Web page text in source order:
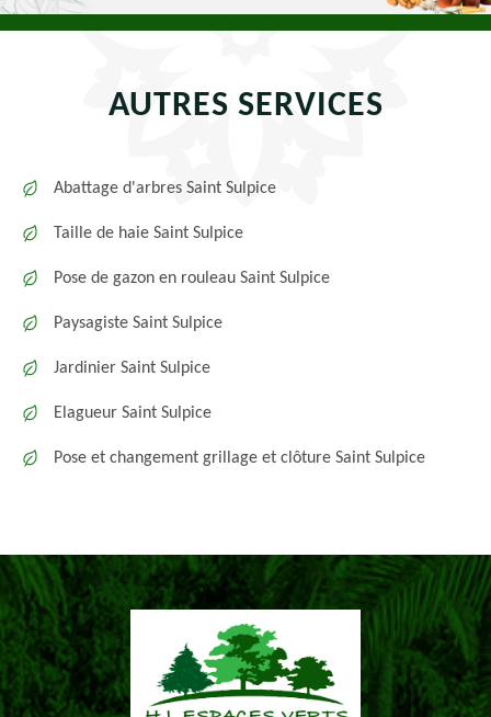
AUTRES SERVICES
Abattage d'arbres Saint Sulpice
Taille de haie Saint Sulpice
Pose de gazon en rouleau Saint Sulpice
Paysagiste Saint Sulpice
Jardinier Saint Sulpice
Elagueur Saint Sulpice
Pose et changement grillage et clôture Saint Sulpice